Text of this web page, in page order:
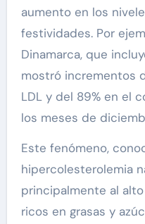
aumento en los
festividades. Por
Dinamarca, que
mostró incrementos
LDL y del 89% en el
los meses de
Este fenómeno,
hipercolesterolemia
principalmente al
ricos en grasas y